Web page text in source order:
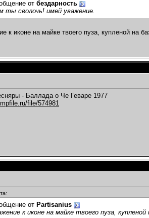
от бездарность
ты сволочь! имей уважение.
к иконе на майке твоего пуза, купленой на
- Баллада о Че Геваре 1977
file/574981
от Partisanius
к иконе на майке твоего пуза,